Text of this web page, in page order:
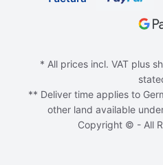
* All prices incl. VAT plus
** Deliver time applies to
other land available
Copyright © - All